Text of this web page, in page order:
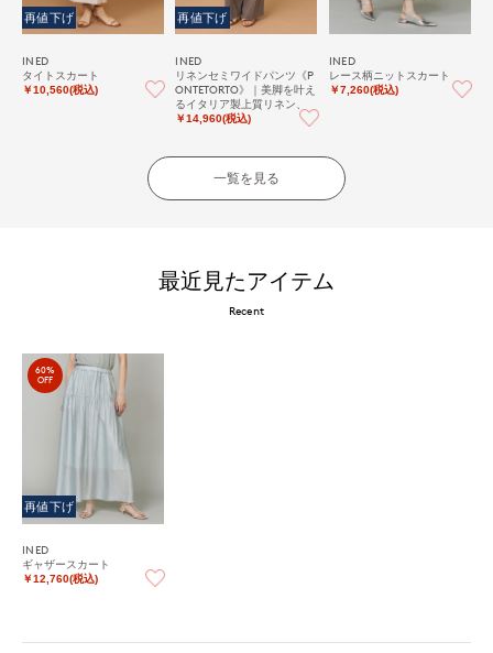
再値下げ
INED
タイトスカート
￥10,560(税込)
再値下げ
INED
リネンセミワイドパンツ《P
ONTETORTO》｜美脚を叶え
るイタリア製上質リネン、
大人の万能ストレッチワイ
￥14,960(税込)
INED
レース柄ニットスカート
￥7,260(税込)
一覧を見る
最近見たアイテム
Recent
60%
OFF
再値下げ
INED
ギャザースカート
￥12,760(税込)